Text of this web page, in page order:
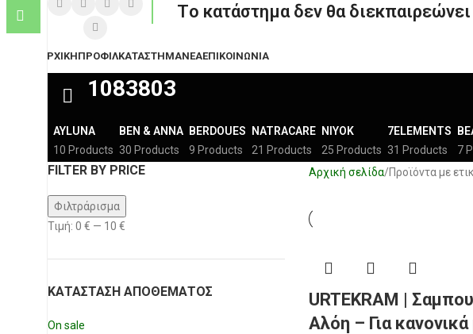
Tο κατάστημα δεν θα
ΑΡΧΙΚΉΠΡΟΦΊΛΚΑΤΆΣΤΗΜΑΝΈΑΕΠΙΚΟΙΝΩΝΊΑ
1083803
AYLUNA
10 Products
BEN & ANNA
30 Products
BERDOUES
9 Products
NATRACARE
21 Products
NIYOK
25 Products
7ELEMENTS
31 Products
7
FILTER BY PRICE
Φιλτράρισμα
Τιμή: 0 € — 10 €
ΚΑΤΆΣΤΑΣΗ ΑΠΟΘΈΜΑΤΟΣ
On sale
Αρχική σελίδα Προϊόντα με
URTEKRAM |
Αλόη – Για κανονικά